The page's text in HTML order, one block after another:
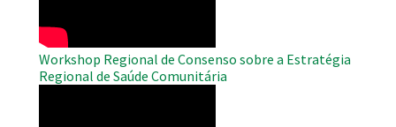
Workshop Regional de Consenso sobre a Estratégia
Regional de Saúde Comunitária